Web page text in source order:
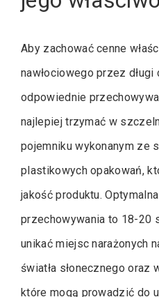
Aby zachować cenne
nawłociowego przez
odpowiednie
najlepiej trzymać w
pojemniku wykonanym ze
plastikowych opakowań,
jakość produktu.
przechowywania to 18-20
unikać miejsc narażonych
światła słonecznego oraz
które mogą prowadzić do